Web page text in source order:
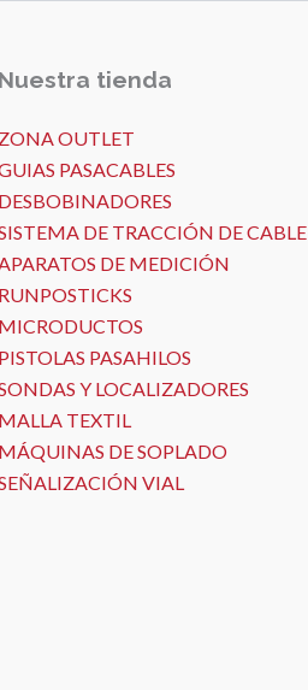
Nuestra tienda
ZONA OUTLET
PASACABLES
DESBOBINADORES
DE TRACCIÓN DE CABLE
DE MEDICIÓN
RUNPOSTICKS
MICRODUCTOS
PISTOLAS PASAHILOS
Y LOCALIZADORES
MALLA TEXTIL
MÁQUINAS DE SOPLADO
VIAL